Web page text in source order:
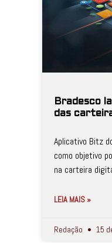
Bradesco
das
Aplicativo Bitz
como objetivo
na carteira
LEIA MAIS »
Redação 15